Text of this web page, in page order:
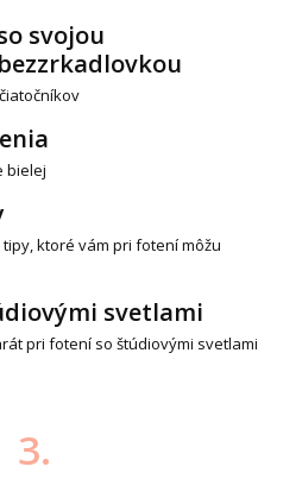
svojou
bielej
ktoré vám pri fotení môžu
svetlami
pri fotení so štúdiovými svetlami
3.